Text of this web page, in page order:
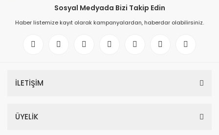
Sosyal Medyada Bizi Takip Edin
Haber listemize kayıt olarak kampanyalardan, haberdar olabilirsiniz.
İLETİŞİM
ÜYELİK